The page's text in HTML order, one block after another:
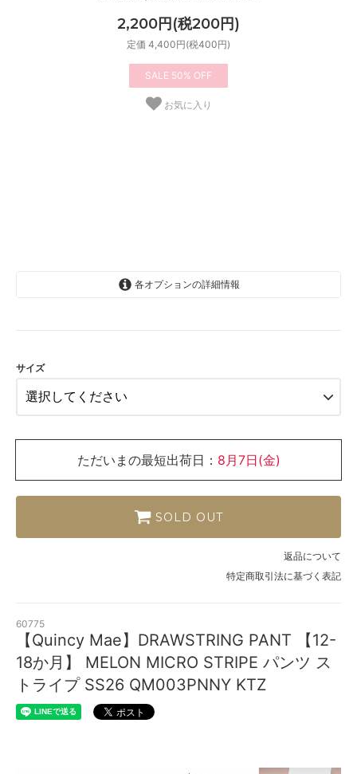
2,200円(税200円)
定価 4,400円(税400円)
50%
お気に入り
各オプションの詳細情報
サイズ
ただいまの最短出荷日： 8月7日(金)
SOLD OUT
返品について
特定商取引法に基づく表記
60775
【Quincy Mae】DRAWSTRING PANT 【12-
18か月】 MELON MICRO STRIPE パンツ ス
トライプ SS26 QM003PNNY KTZ